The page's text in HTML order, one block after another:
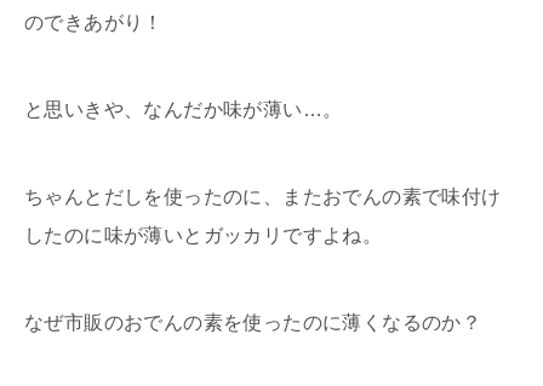
のできあがり！
と思いきや、なんだか味が薄い…。
ちゃんとだしを使ったのに、またおでんの素で味付け
したのに味が薄いとガッカリですよね。
なぜ市販のおでんの素を使ったのに薄くなるのか？